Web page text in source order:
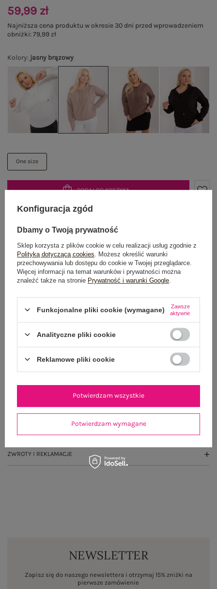
Kolory: jasny brązowy
One size
59,99 zł
Najniższa cena produktu w okresie 30 dni przed wprowadzeniem
obniżki:79,99 zł
DODAJ DO KOSZYKA
Możesz kupić także poprzez:
Dostawaod 7,99 zł
Do darmowej dostawy brakuje 200,00 zł
Wysyłka wponiedziałek
OPIS PRODUKTU
GŁÓWNE PARAMETRY
OPINIE O PRODUKCIE (0)
ZWROTY I REKLAMACJE
NEWSLETTER
Zapisz się do naszego newslettera i otrzymaj 15% zniżki na
pierwsze zamówienie
Konfiguracja zgód
Dbamy o Twoją prywatność
Sklep korzysta z plików cookie w celu realizacji usług zgodnie z
Polityką dotyczącą cookies . Możesz określić warunki
przechowywania lub dostępu do cookie w Twojej przeglądarce.
Więcej informacji na temat warunków i prywatności można
znaleźć także na stronie Prywatność i warunki Google
Funkcjonalne pliki cookie (wymagane)
Zawsze
aktywne
Analityczne pliki cookie
Reklamowe pliki cookie
Potwierdzam wymagane
Potwierdzam wszystkie